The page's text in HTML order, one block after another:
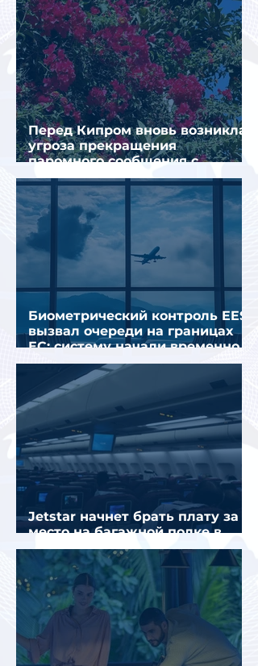
Перед Кипром вновь возникла
угроза прекращения
паромного сообщения с
Грецией
Биометрический контроль EES
вызвал очереди на границах
ЕС: систему начали временно
отключать
Jetstar начнет брать плату за
место на багажной полке в
салоне самолета